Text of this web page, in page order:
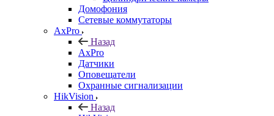
Домофония
Сетевые коммутаторы
AxPro
Назад
AxPro
Датчики
Оповещатели
Охранные сигнализации
HikVision
Назад